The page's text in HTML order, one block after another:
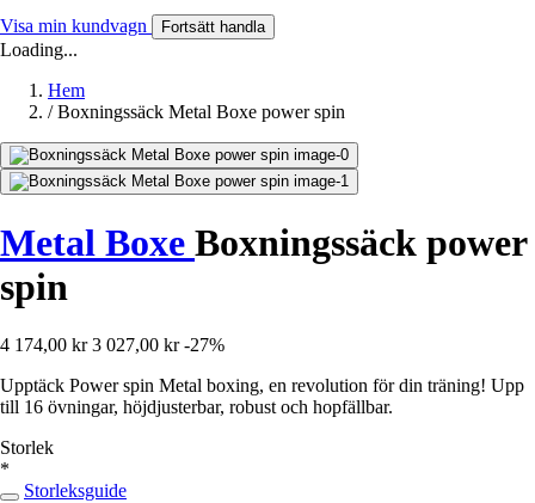
Visa min kundvagn Fortsätt handla
Loading...
Hem
/ Boxningssäck Metal Boxe power spin
Metal Boxe Boxningssäck power
spin
4 174,00 kr 3 027,00 kr -27%
Upptäck Power spin Metal boxing, en revolution för din träning! Upp
till 16 övningar, höjdjusterbar, robust och hopfällbar.
Storlek
*
Storleksguide